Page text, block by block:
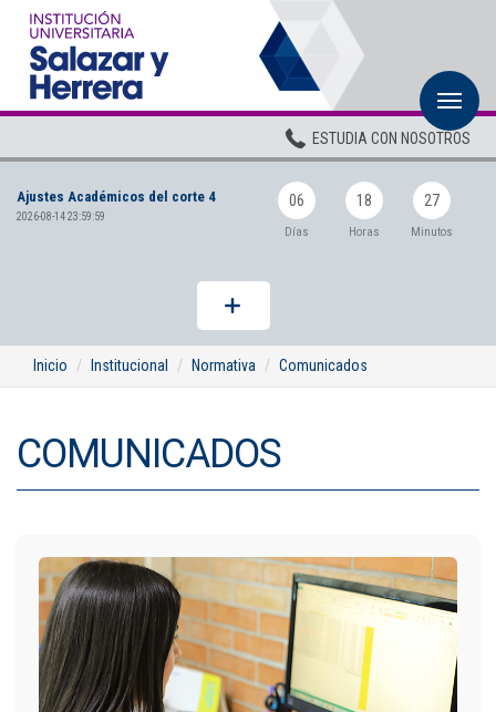
ESTUDIA CON NOSOTROS
Ajustes Académicos del corte 4
2026-08-14 23:59:59
06
Días
18
Horas
27
Minutos
Inicio Institucional Normativa Comunicados
COMUNICADOS
Pregrados
Planta Docente
ADMISIONES
BIENESTAR
Centros
BIBLIOTECA
Consultorio Juridico
Pastoral
CARTERA